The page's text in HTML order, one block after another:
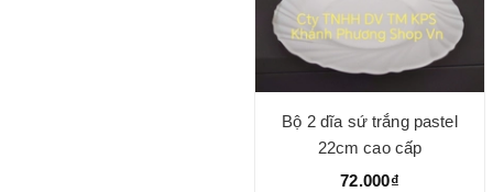
Bộ 2 dĩa sứ trắng pastel
22cm cao cấp
72.000₫